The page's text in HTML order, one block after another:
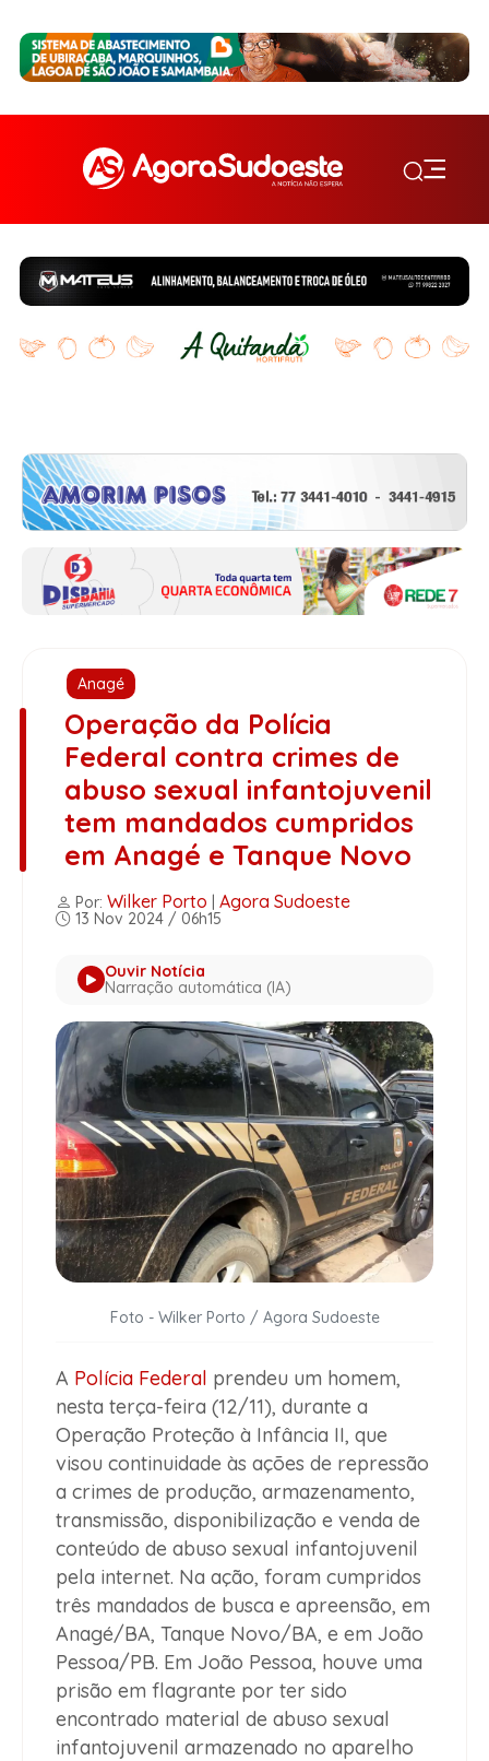
Anagé
Operação da Polícia
Federal contra crimes de
abuso sexual infantojuvenil
tem mandados cumpridos
em Anagé e Tanque Novo
Por: Wilker Porto Agora Sudoeste
13 Nov 2024 / 06h15
Ouvir Notícia
Narração automática (IA)
Foto - Wilker Porto / Agora Sudoeste
A Polícia Federal prendeu um homem,
nesta terça-feira (12/11), durante a
Operação Proteção à Infância II, que
visou continuidade às ações de repressão
a crimes de produção, armazenamento,
transmissão, disponibilização e venda de
conteúdo de abuso sexual infantojuvenil
pela internet. Na ação, foram cumpridos
três mandados de busca e apreensão, em
Anagé/BA, Tanque Novo/BA, e em João
Pessoa/PB. Em João Pessoa, houve uma
prisão em flagrante por ter sido
encontrado material de abuso sexual
infantojuvenil armazenado no aparelho